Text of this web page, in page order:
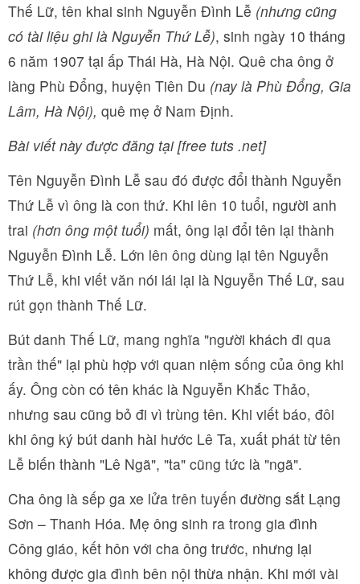
Thế Lữ, tên khai sinh Nguyễn Đình Lễ (nhưng cũng
có tài liệu ghi là Nguyễn Thứ Lễ), sinh ngày 10 tháng
6 năm 1907 tại ấp Thái Hà, Hà Nội. Quê cha ông ở
làng Phù Đổng, huyện Tiên Du (nay là Phù Đổng, Gia
Lâm, Hà Nội), quê mẹ ở Nam Định.
Bài viết này được đăng tại [free tuts .net]
Tên Nguyễn Đình Lễ sau đó được đổi thành Nguyễn
Thứ Lễ vì ông là con thứ. Khi lên 10 tuổi, người anh
trai (hơn ông một tuổi) mất, ông lại đổi tên lại thành
Nguyễn Đình Lễ. Lớn lên ông dùng lại tên Nguyễn
Thứ Lễ, khi viết văn nói lái lại là Nguyễn Thế Lữ, sau
rút gọn thành Thế Lữ.
Bút danh Thế Lữ, mang nghĩa "người khách đi qua
trần thế" lại phù hợp với quan niệm sống của ông khi
ấy. Ông còn có tên khác là Nguyễn Khắc Thảo,
nhưng sau cũng bỏ đi vì trùng tên. Khi viết báo, đôi
khi ông ký bút danh hài hước Lê Ta, xuất phát từ tên
Lễ biến thành "Lê Ngã", "ta" cũng tức là "ngã".
Cha ông là sếp ga xe lửa trên tuyến đường sắt Lạng
Sơn – Thanh Hóa. Mẹ ông sinh ra trong gia đình
Công giáo, kết hôn với cha ông trước, nhưng lại
không được gia đình bên nội thừa nhận. Khi mới vài